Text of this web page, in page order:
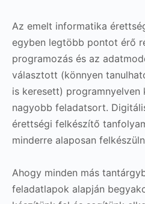
Az emelt informatika
egyben legtöbb pontot érő
programozás és az
választott (könnyen
is keresett) programnyelven
nagyobb feladatsort.
érettségi felkészítő
minderre alaposan
Ahogy minden más
feladatlapok alapján